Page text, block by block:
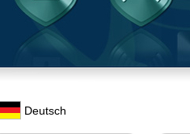
Deutsch